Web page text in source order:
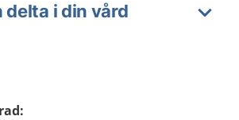
delta i din vård
: